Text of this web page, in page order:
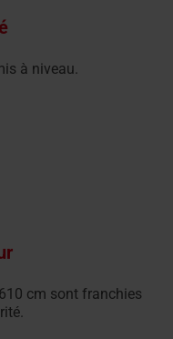
à niveau.
cm sont franchies